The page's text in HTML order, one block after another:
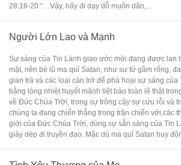
28:16-20 “…Vậy, hãy đi dạy dỗ muôn dân,...
Người Lớn Lao và Mạnh
Sự sáng của Tin Lành giao ước mới đang được lan
mặt, nên bè lũ ma quỉ Satan, như sư tử gầm rống,
gian trá và các loại cản trở để phá hoại sự sáng của
bằng lòng nhiệt huyết mãnh liệt bảo toàn lẽ thật
về Đức Chúa Trời, trong sự trông cậy sự cứu rỗi và
chúng ta đang chiến thắng trong trận chiến với các
giới của Đức Chúa Trời, dùng sự sẵn sàng của Tin
giày dép đi truyền đạo. Mặc dù ma quỉ Satan huy